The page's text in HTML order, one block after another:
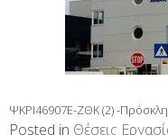
ΨΚΡΙ46907Ε-ΖΘΚ (2) -
Posted in Θέσεις